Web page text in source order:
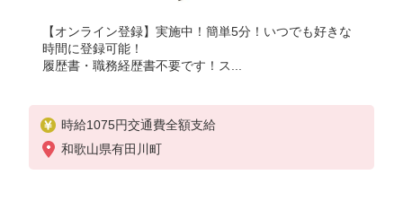
【オンライン登録】実施中！簡単5分！いつでも好きな
時間に登録可能！
履歴書・職務経歴書不要です！ス...
時給1075円交通費全額支給
和歌山県有田川町